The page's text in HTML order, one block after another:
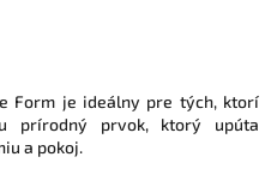
Form je ideálny pre tých, ktorí
prírodný prvok, ktorý upúta
a pokoj.